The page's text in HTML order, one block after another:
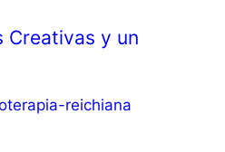
Creativas y un